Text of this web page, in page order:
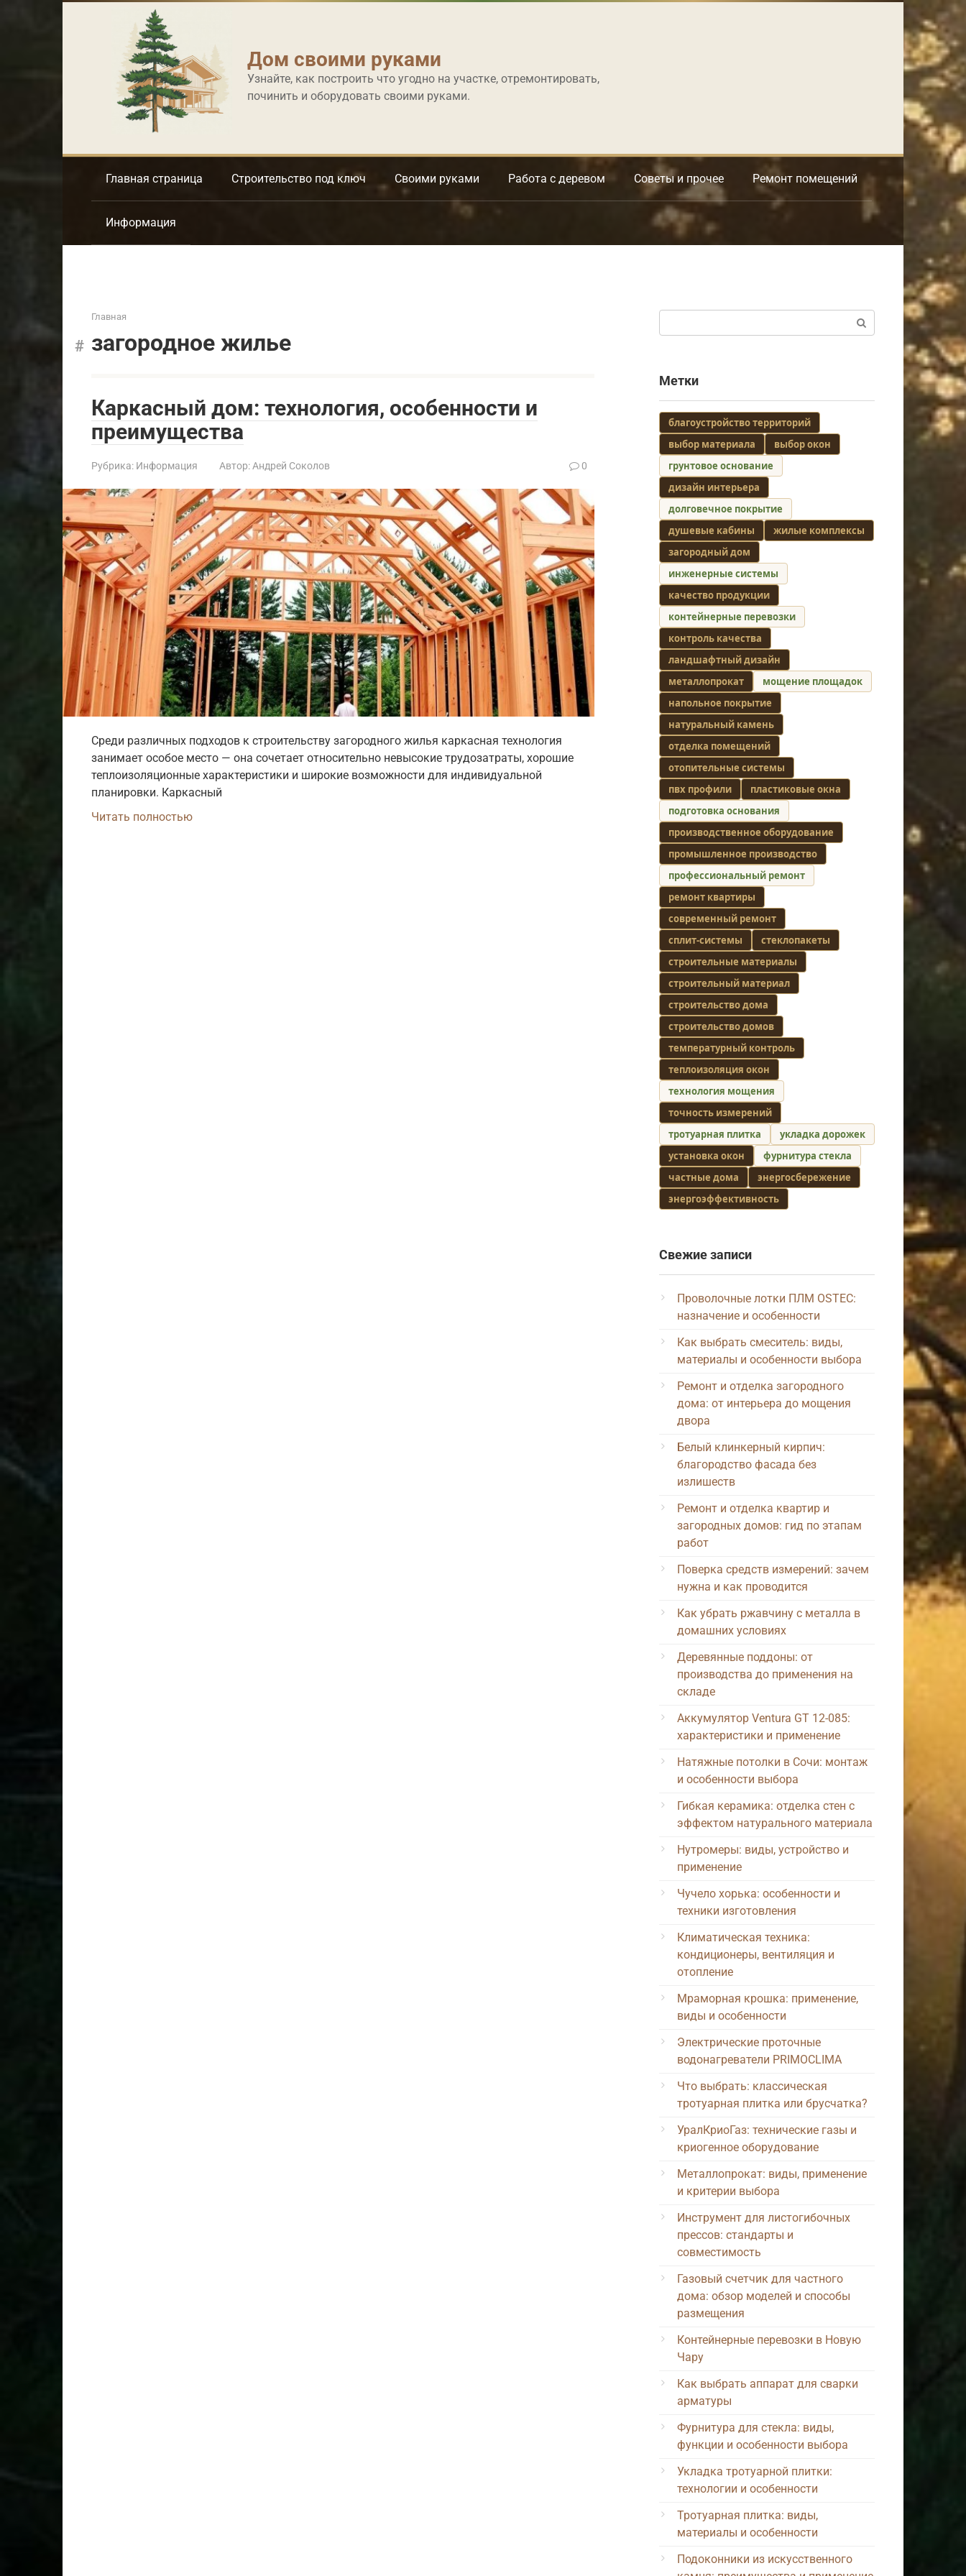
Дом своими руками
Узнайте, как построить что угодно на участке, отремонтировать,
починить и оборудовать своими руками.
Главная страница Строительство под ключ Своими руками Работа с деревом Советы и прочее Ремонт помещений
Информация
Главная
загородное жилье
Каркасный дом: технология, особенности и
преимущества
Рубрика: Информация Автор: Андрей Соколов 0
Среди различных подходов к строительству загородного жилья каркасная технология
занимает особое место — она сочетает относительно невысокие трудозатраты, хорошие
теплоизоляционные характеристики и широкие возможности для индивидуальной
планировки. Каркасный
Читать полностью
Метки
благоустройство территорий
выбор материала
выбор окон
грунтовое основание
дизайн интерьера
долговечное покрытие
душевые кабины
жилые комплексы
загородный дом
инженерные системы
качество продукции
контейнерные перевозки
контроль качества
ландшафтный дизайн
металлопрокат
мощение площадок
напольное покрытие
натуральный камень
отделка помещений
отопительные системы
пвх профили
пластиковые окна
подготовка основания
производственное оборудование
промышленное производство
профессиональный ремонт
ремонт квартиры
современный ремонт
сплит-системы
стеклопакеты
строительные материалы
строительный материал
строительство дома
строительство домов
температурный контроль
теплоизоляция окон
технология мощения
точность измерений
тротуарная плитка
укладка дорожек
установка окон
фурнитура стекла
частные дома
энергосбережение
энергоэффективность
Свежие записи
Проволочные лотки ПЛМ OSTEC:
назначение и особенности
Как выбрать смеситель: виды,
материалы и особенности выбора
Ремонт и отделка загородного
дома: от интерьера до мощения
двора
Белый клинкерный кирпич:
благородство фасада без
излишеств
Ремонт и отделка квартир и
загородных домов: гид по этапам
работ
Поверка средств измерений: зачем
нужна и как проводится
Как убрать ржавчину с металла в
домашних условиях
Деревянные поддоны: от
производства до применения на
складе
Аккумулятор Ventura GT 12-085:
характеристики и применение
Натяжные потолки в Сочи: монтаж
и особенности выбора
Гибкая керамика: отделка стен с
эффектом натурального материала
Нутромеры: виды, устройство и
применение
Чучело хорька: особенности и
техники изготовления
Климатическая техника:
кондиционеры, вентиляция и
отопление
Мраморная крошка: применение,
виды и особенности
Электрические проточные
водонагреватели PRIMOCLIMA
Что выбрать: классическая
тротуарная плитка или брусчатка?
УралКриоГаз: технические газы и
криогенное оборудование
Металлопрокат: виды, применение
и критерии выбора
Инструмент для листогибочных
прессов: стандарты и
совместимость
Газовый счетчик для частного
дома: обзор моделей и способы
размещения
Контейнерные перевозки в Новую
Чару
Как выбрать аппарат для сварки
арматуры
Фурнитура для стекла: виды,
функции и особенности выбора
Укладка тротуарной плитки:
технологии и особенности
Тротуарная плитка: виды,
материалы и особенности
Подоконники из искусственного